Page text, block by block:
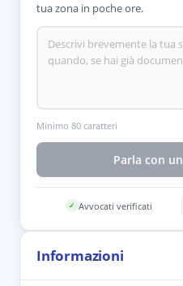
tua zona in poche ore.
Minimo 80 caratteri
Parla con
✓ Avvocati verificati
Informazioni